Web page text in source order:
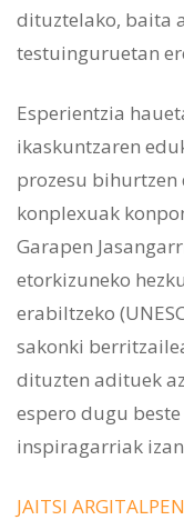
dituztelako, baita
testuinguruetan
Esperientzia
ikaskuntzaren
prozesu
konplexuak
Garapen
etorkizuneko
erabiltzeko
sakonki
dituzten adituek
espero dugu
inspiragarriak
JAITSI